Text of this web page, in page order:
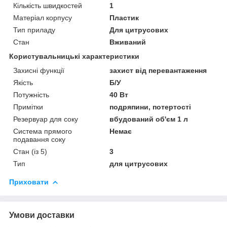
Кількість швидкостей
1
Матеріал корпусу
Пластик
Тип приладу
Для цитрусових
Стан
Вживаний
Користувальницькі характеристики
Захисні функції
захист від перевантаження
Якість
Б/У
Потужність
40 Вт
Примітки
подряпини, потертості
Резервуар для соку
вбудований об'єм 1 л
Система прямого
подавання соку
Немає
Стан (із 5)
3
Тип
для цитрусових
Приховати
Умови доставки